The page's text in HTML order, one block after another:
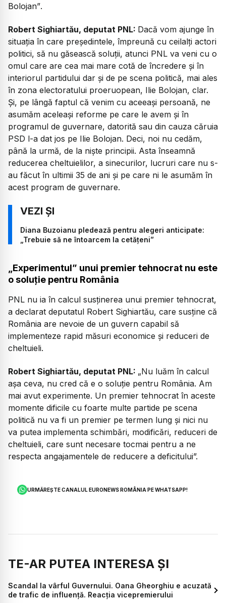
Bolojan”.
Robert Sighiartău, deputat PNL: Dacă vom ajunge în
situația în care președintele, împreună cu ceilalți actori
politici, să nu găsească soluții, atunci PNL va veni cu o
omul care are cea mai mare cotă de încredere și în
interiorul partidului dar și de pe scena politică, mai ales
în zona electoratului proeruopean, Ilie Bolojan, clar.
Și, pe lângă faptul că venim cu aceeași persoană, ne
asumăm aceleași reforme pe care le avem și în
programul de guvernare, datorită sau din cauza căruia
PSD l-a dat jos pe Ilie Bolojan. Deci, noi nu cedăm,
până la urmă, de la niște principii. Asta înseamnă
reducerea cheltuielilor, a sinecurilor, lucruri care nu s-
au făcut în ultimii 35 de ani și pe care ni le asumăm în
acest program de guvernare.
Diana Buzoianu pledează pentru alegeri anticipate:
„Trebuie să ne întoarcem la cetățeni”
„Experimentul” unui premier tehnocrat nu este
o soluție pentru România
PNL nu ia în calcul susținerea unui premier tehnocrat,
a declarat deputatul Robert Sighiartău, care susține că
România are nevoie de un guvern capabil să
implementeze rapid măsuri economice și reduceri de
cheltuieli.
Robert Sighiartău, deputat PNL: „Nu luăm în calcul
așa ceva, nu cred că e o soluție pentru România. Am
mai avut experimente. Un premier tehnocrat în aceste
momente dificile cu foarte multe partide pe scena
politică nu va fi un premier pe termen lung și nici nu
va putea implementa schimbări, modificări, reduceri de
cheltuieli, care sunt necesare tocmai pentru a ne
respecta angajamentele de reducere a deficitului”.
URMĂREȘTE CANALUL EURONEWS ROMÂNIA PE WHATSAPP!
TE-AR PUTEA INTERESA ȘI
Scandal la vârful Guvernului. Oana Gheorghiu e acuzată
de trafic de influență. Reacția vicepremierului